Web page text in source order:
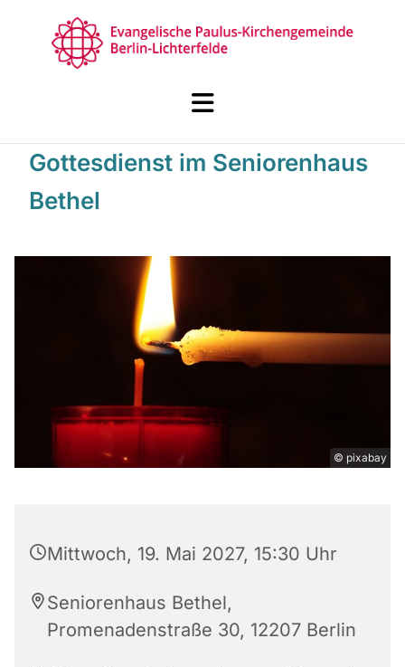
Gottesdienst im Seniorenhaus
Bethel
© pixabay
Mittwoch, 19. Mai 2027, 15:30 Uhr
Seniorenhaus Bethel,
Promenadenstraße 30, 12207 Berlin